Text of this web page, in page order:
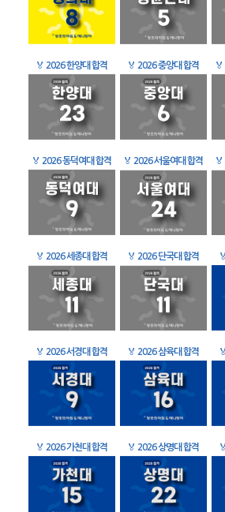
🏅 2026 한양대 합격 🏅 2026 중앙대 합격 🏅
🏅 2026 동덕여대 합격 🏅 2026 서울여대 합격 🏅
🏅 2026 세종대 합격 🏅 2026 단국대 합격 🏅
🏅 2026 서경대 합격 🏅 2026 삼육대 합격 🏅
🏅 2026 가천대 합격 🏅 2026 상명대 합격 🏅